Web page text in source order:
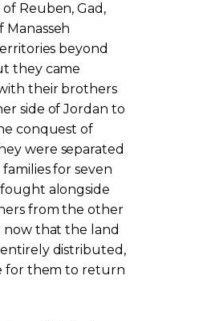
Reuben, Gad,
Manasseh
beyond
they came
their brothers
side of Jordan to
conquest of
were separated
for seven
alongside
from the other
now that the land
distributed,
for them to return